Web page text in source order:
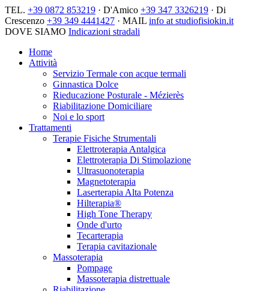
TEL. +39 0872 853219 · D'Amico +39 347 3326219 · Di
Crescenzo +39 349 4441427 · MAIL info at studiofisiokin.it
DOVE SIAMO Indicazioni stradali
Home
Attività
Servizio Termale con acque termali
Ginnastica Dolce
Rieducazione Posturale - Mézierès
Riabilitazione Domiciliare
Noi e lo sport
Trattamenti
Terapie Fisiche Strumentali
Elettroterapia Antalgica
Elettroterapia Di Stimolazione
Ultrasuonoterapia
Magnetoterapia
Laserterapia Alta Potenza
Hilterapia®
High Tone Therapy
Onde d'urto
Tecarterapia
Terapia cavitazionale
Massoterapia
Pompage
Massoterapia distrettuale